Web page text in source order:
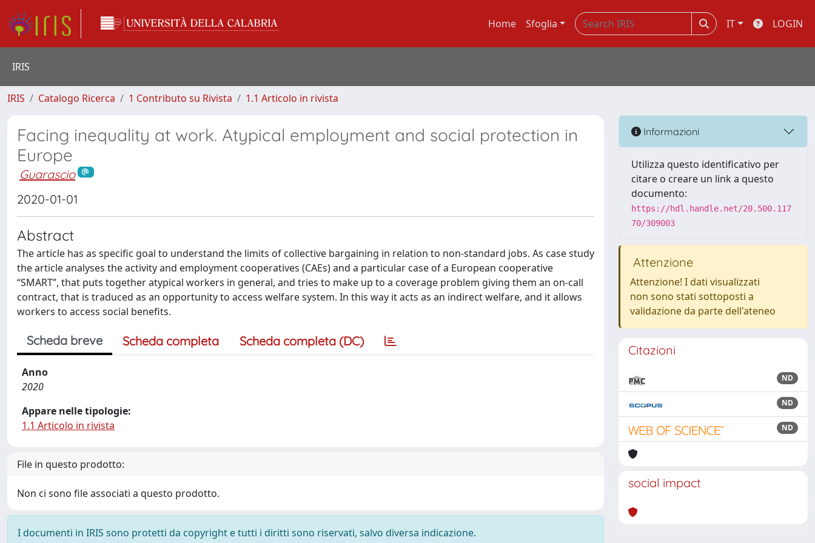
Home Sfoglia IT LOGIN
IRIS
IRIS Catalogo Ricerca 1 Contributo su Rivista 1.1 Articolo in rivista
Facing inequality at work. Atypical employment and social protection in
Europe
Guarascio
2020-01-01
Abstract
The article has as specific goal to understand the limits of collective bargaining in relation to non-standard jobs. As case study
the article analyses the activity and employment cooperatives (CAEs) and a particular case of a European cooperative
“SMART”, that puts together atypical workers in general, and tries to make up to a coverage problem giving them an on-call
contract, that is traduced as an opportunity to access welfare system. In this way it acts as an indirect welfare, and it allows
workers to access social benefits.
Scheda breve Scheda completa Scheda completa (DC)
Anno
2020
Appare nelle tipologie:
1.1 Articolo in rivista
File in questo prodotto:
Non ci sono file associati a questo prodotto.
I documenti in IRIS sono protetti da copyright e tutti i diritti sono riservati, salvo diversa indicazione.
Informazioni
Utilizza questo identificativo per
citare o creare un link a questo
documento:
https://hdl.handle.net/20.500.117
70/309003
Attenzione
Attenzione! I dati visualizzati
non sono stati sottoposti a
validazione da parte dell'ateneo
Citazioni
ND
ND
ND
social impact